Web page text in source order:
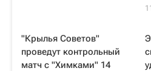
"Крылья Советов"
проведут контрольный
матч с "Химками" 14